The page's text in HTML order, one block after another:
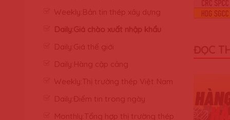
Weekly:Bản tin thép xây dựng
Daily:Giá chào xuất nhập khẩu
Daily:Giá thế giới
Daily:Hàng cập cảng
Weekly:Thị trường thép Việt Nam
Daily:Điểm tin trong ngày
Monthly:Tổng hợp thị trường thép